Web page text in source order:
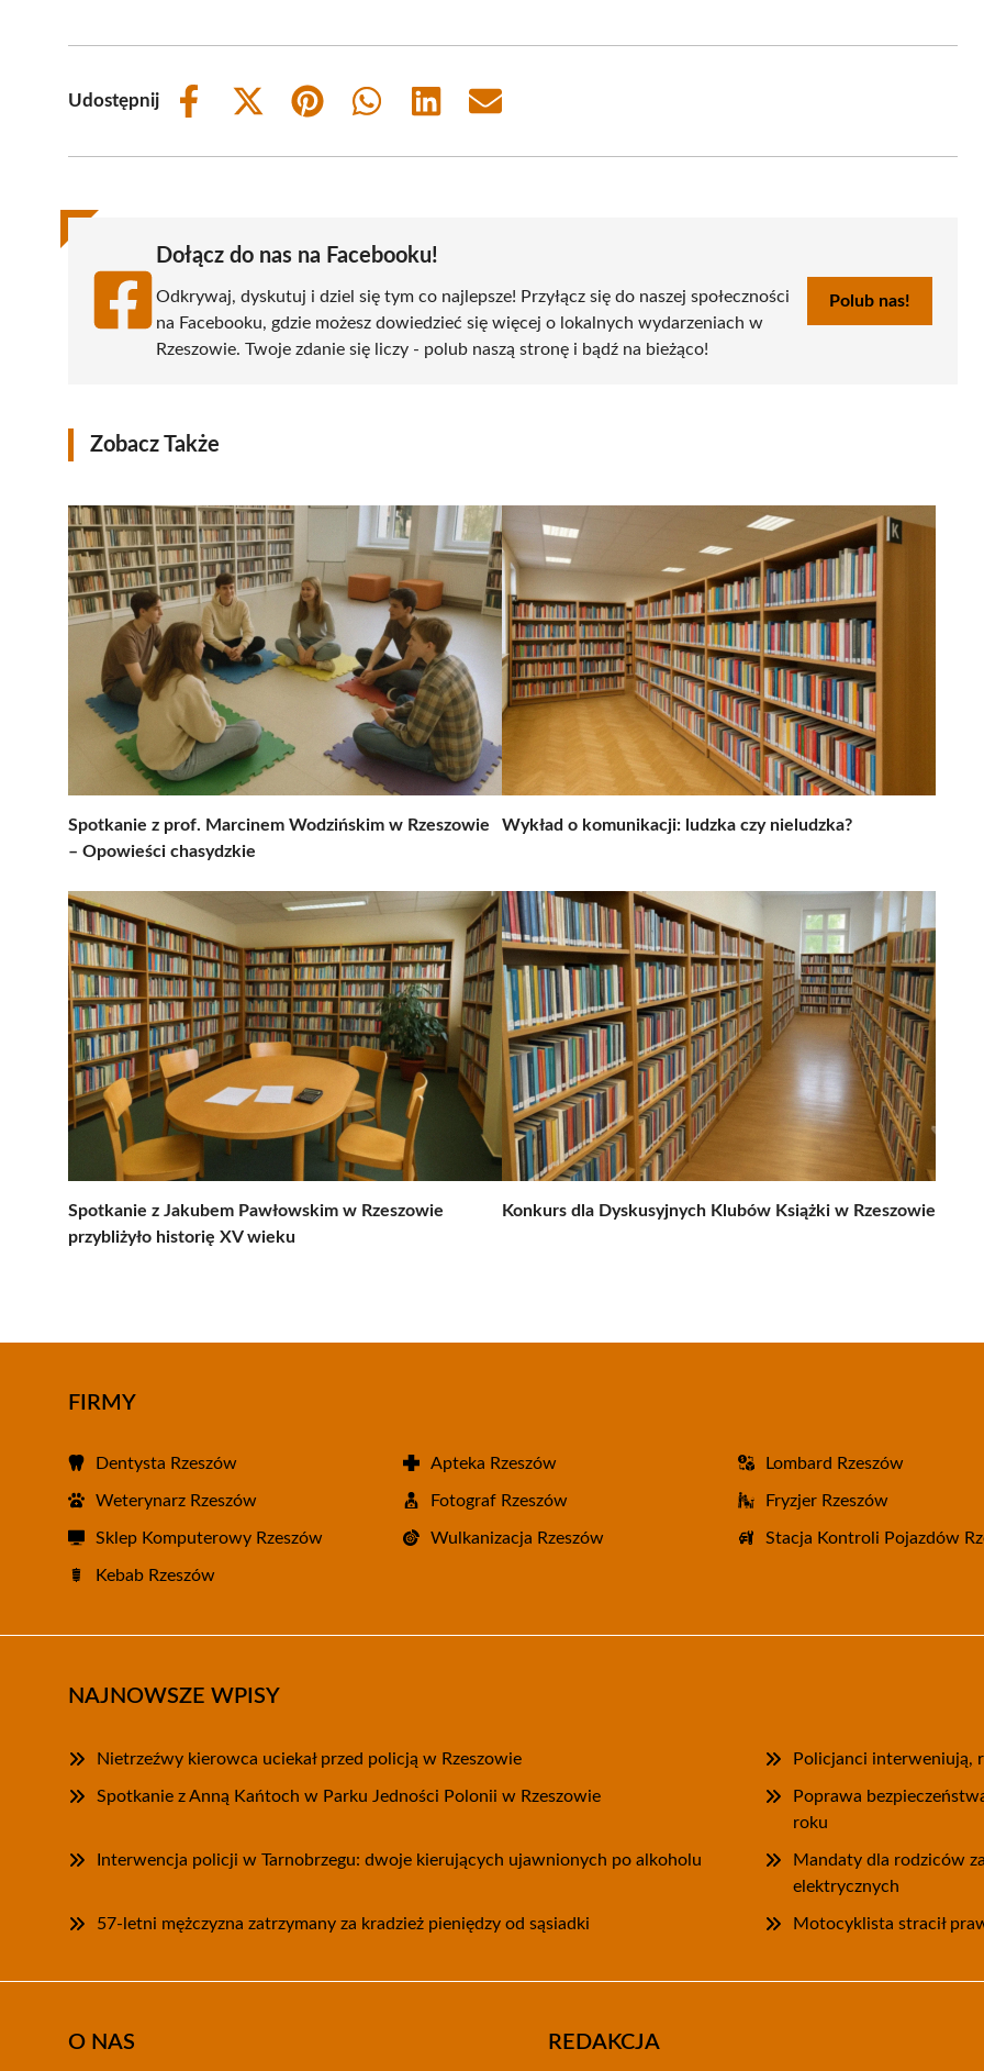
Udostępnij
Share
Share
(Twitter)
Share
Share
Share
Share
Dołącz do nas na Facebooku!
Odkrywaj, dyskutuj i dziel się tym co najlepsze! Przyłącz się do naszej społeczności
na Facebooku, gdzie możesz dowiedzieć się więcej o lokalnych wydarzeniach w
Rzeszowie. Twoje zdanie się liczy - polub naszą stronę i bądź na bieżąco!
Polub nas!
Zobacz Także
Spotkanie z prof. Marcinem Wodzińskim w Rzeszowie
– Opowieści chasydzkie
Wykład o komunikacji: ludzka czy nieludzka?
Spotkanie z Jakubem Pawłowskim w Rzeszowie
przybliżyło historię XV wieku
Konkurs dla Dyskusyjnych Klubów Książki w Rzeszowie
FIRMY
Dentysta Rzeszów Apteka Rzeszów Lombard Rzeszów
Weterynarz Rzeszów Fotograf Rzeszów Fryzjer Rzeszów
Sklep Komputerowy Rzeszów Wulkanizacja Rzeszów Stacja Kontroli Pojazdów
Kebab Rzeszów
NAJNOWSZE WPISY
Nietrzeźwy kierowca uciekał przed policją w Rzeszowie Policjanci interweniują,
Spotkanie z Anną Kańtoch w Parku Jedności Polonii w Rzeszowie
Poprawa
roku
Interwencja policji w Tarnobrzegu: dwoje kierujących ujawnionych po alkoholu
Mandaty dla rodziców
elektrycznych
57-letni mężczyzna zatrzymany za kradzież pieniędzy od sąsiadki Motocyklista stracił
O NAS REDAKCJA